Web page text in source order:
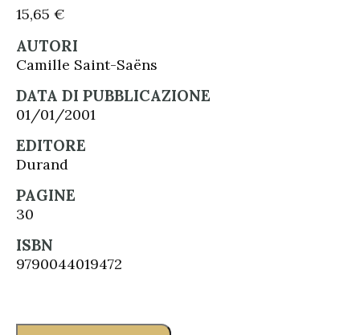
15,65 €
AUTORI
Camille Saint-Saëns
DATA DI PUBBLICAZIONE
01/01/2001
EDITORE
Durand
PAGINE
30
ISBN
9790044019472